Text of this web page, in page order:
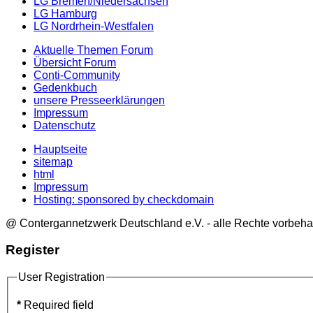
LG Hamburg
LG Nordrhein-Westfalen
Aktuelle Themen Forum
Übersicht Forum
Conti-Community
Gedenkbuch
unsere Presseerklärungen
Impressum
Datenschutz
Hauptseite
sitemap
html
Impressum
Hosting: sponsored by checkdomain
@ Contergannetzwerk Deutschland e.V. - alle Rechte
Register
User Registration
* Required field